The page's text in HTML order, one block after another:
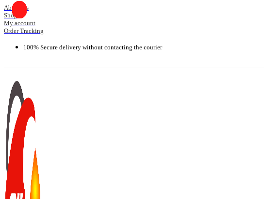
Skip
to
content
About Us
Shop
My account
Order Tracking
100% Secure delivery without contacting the courier